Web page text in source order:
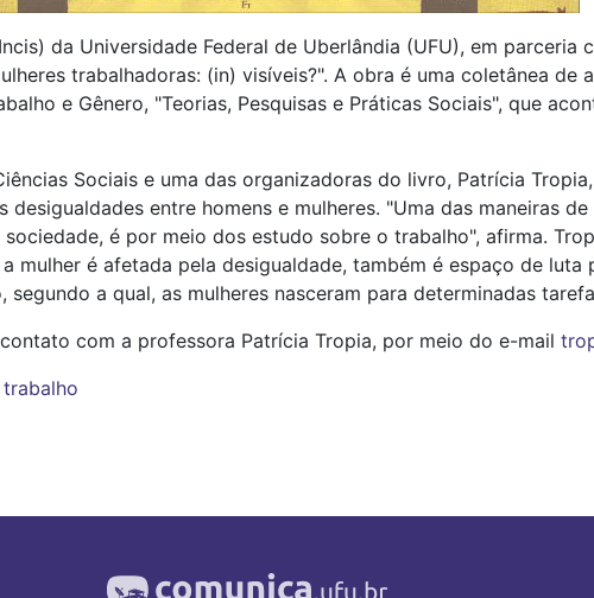
da Universidade Federal de Uberlândia (UFU), em parceria
trabalhadoras: (in) visíveis?". A obra é uma coletânea
e Gênero, "Teorias, Pesquisas e Práticas Sociais", que
Sociais e uma das organizadoras do livro, Patrícia
entre homens e mulheres. "Uma das maneiras
é por meio dos estudo sobre o trabalho", afirma.
mulher é afetada pela desigualdade, também é espaço de
a qual, as mulheres nasceram para determinadas
com a professora Patrícia Tropia, por meio do e-mail